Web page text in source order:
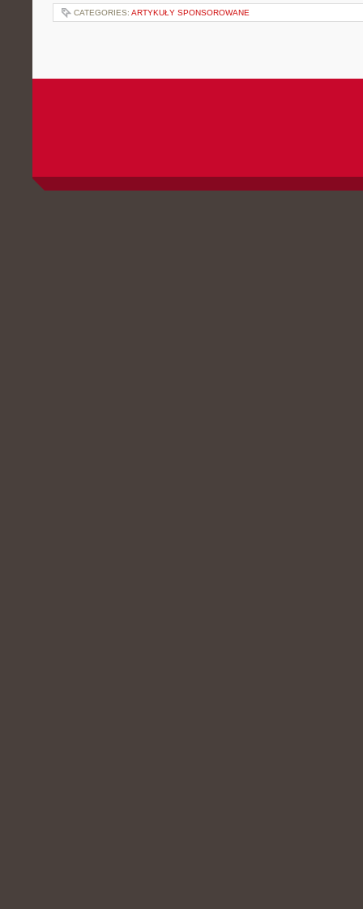
CATEGORIES: ARTYKUŁY SPONSOROWANE